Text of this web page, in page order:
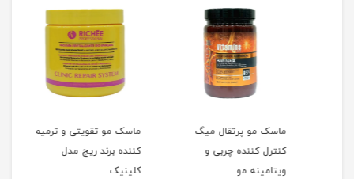
ماسک مو پرتقال میگ
کنترل کننده چربی و
ویتامینه مو
ماسک مو تقویتی و ترمیم
کننده برند ریچ مدل
کلینیک